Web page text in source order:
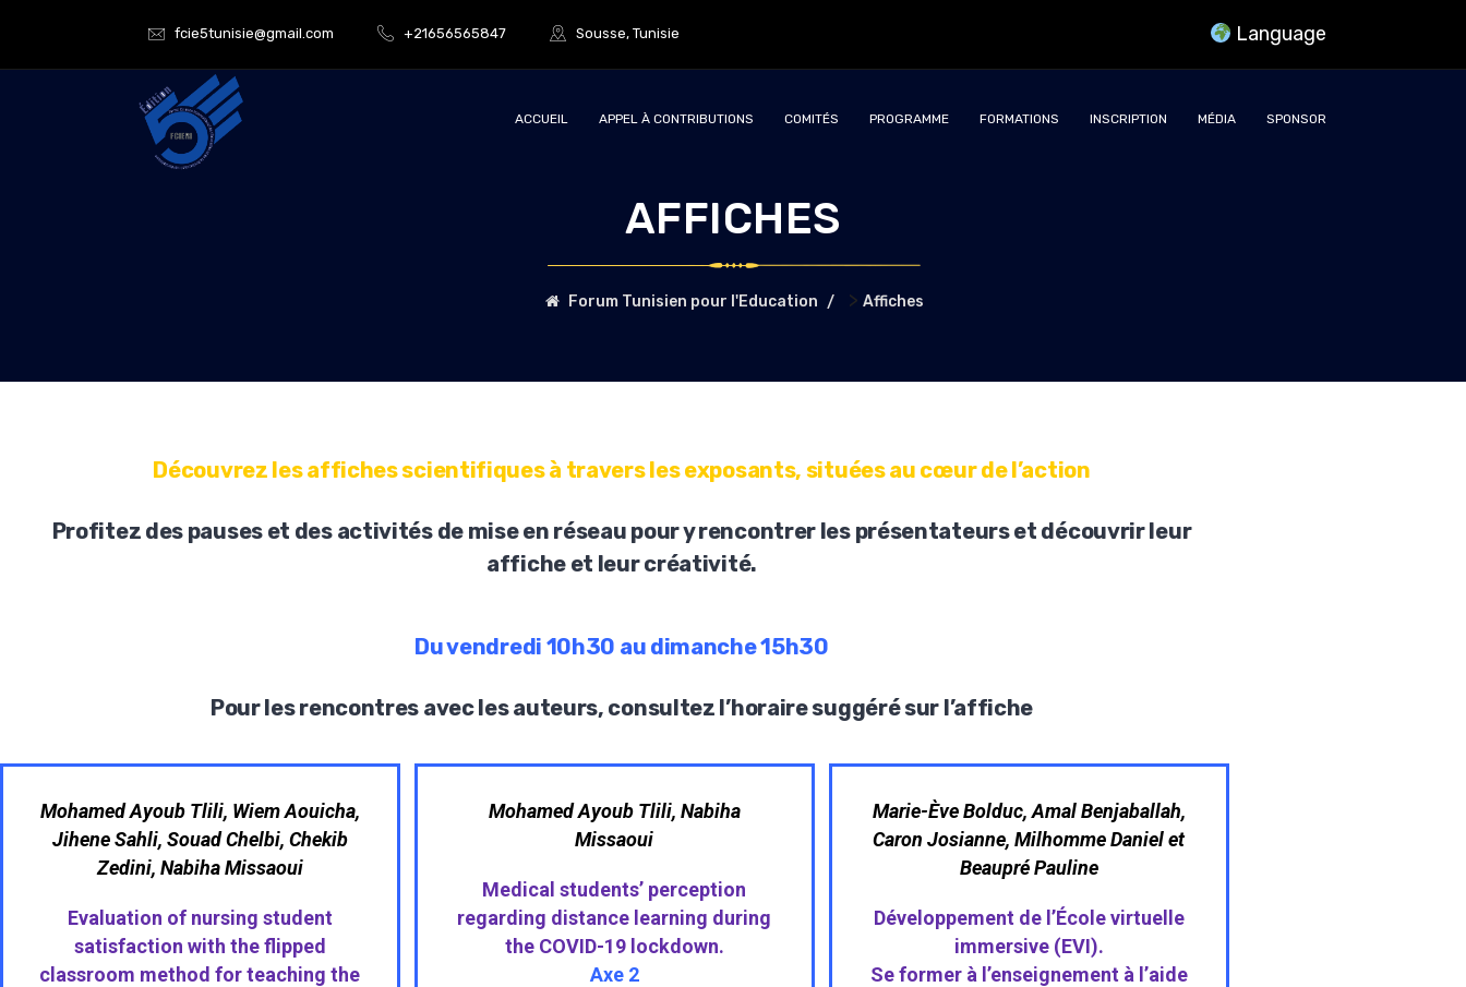
fcie5tunisie@gmail.com +21656565847 Sousse, Tunisie Language
ACCUEIL APPEL À CONTRIBUTIONS COMITÉS PROGRAMME FORMATIONS INSCRIPTION MÉDIA SPONSOR
AFFICHES
Forum Tunisien pour l'Education > Affiches
Découvrez les affiches scientifiques à travers les exposants, situées au cœur de l’action
Profitez des pauses et des activités de mise en réseau pour y rencontrer les présentateurs et découvrir leur
affiche et leur créativité.
Du vendredi 10h30 au dimanche 15h30
Pour les rencontres avec les auteurs, consultez l’horaire suggéré sur l’affiche
Mohamed Ayoub Tlili, Wiem Aouicha,
Jihene Sahli, Souad Chelbi, Chekib
Zedini, Nabiha Missaoui
Evaluation of nursing student
satisfaction with the flipped
classroom method for teaching the
Mohamed Ayoub Tlili, Nabiha
Missaoui
Medical students’ perception
regarding distance learning during
the COVID-19 lockdown.
Axe 2
Marie-Ève Bolduc, Amal Benjaballah,
Caron Josianne, Milhomme Daniel et
Beaupré Pauline
Développement de l’École virtuelle
immersive (EVI).
Se former à l’enseignement à l’aide